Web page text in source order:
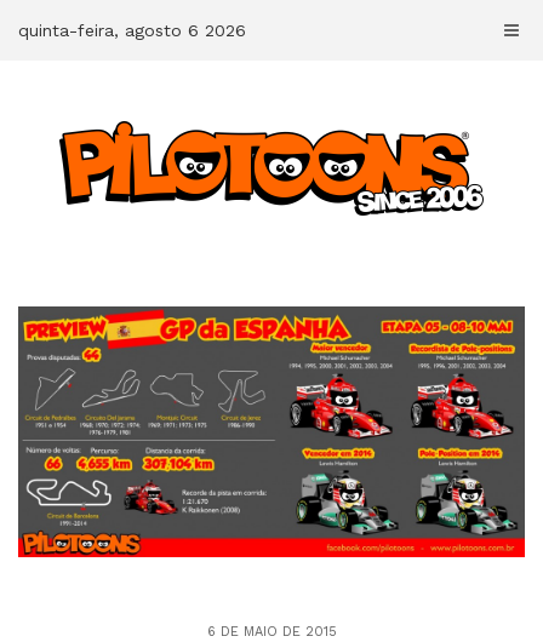
quinta-feira, agosto 6 2026
6 DE MAIO DE 2015